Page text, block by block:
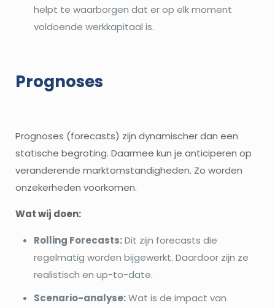
helpt te waarborgen dat er op elk moment
voldoende werkkapitaal is.
Prognoses
Prognoses (forecasts) zijn dynamischer dan een
statische begroting. Daarmee kun je anticiperen op
veranderende marktomstandigheden. Zo worden
onzekerheden voorkomen.
Wat wij doen:
Rolling Forecasts:Dit zijn forecasts die
regelmatig worden bijgewerkt. Daardoor zijn ze
realistisch en up-to-date.
Scenario-analyse:Wat is de impact van